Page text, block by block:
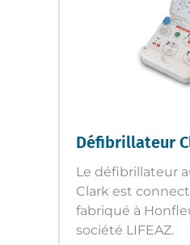
Défibrillateur
Le défibrillateur
Clark est
fabriqué à
société LIFEAZ.